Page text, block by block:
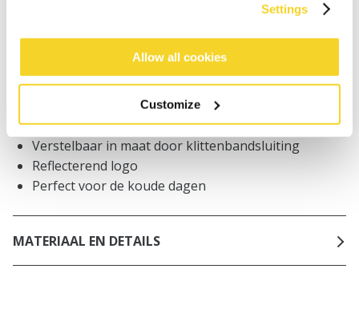
Settings
Allow all cookies
Customize
Unisex fleece haarband
100% gerecycled polyester
Winddicht
Verstelbaar in maat door klittenbandsluiting
Reflecterend logo
Perfect voor de koude dagen
MATERIAAL EN DETAILS